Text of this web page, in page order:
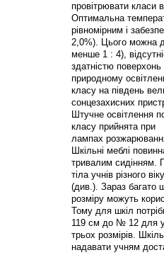
провітрювати класи
Оптимальна
рівномірним і
2,0%). Цього можна
менше 1 : 4),
здатністю
природному
класу на південь
сонцезахисних
Штучне освітлення
класу прийнята при
лампах
Шкільні меблі
тривалим сидінням.
тіла учнів різного
(див.). Зараз багато
розміру можуть
Тому для шкіл
119 см до № 12 для
трьох розмірів.
надавати учням